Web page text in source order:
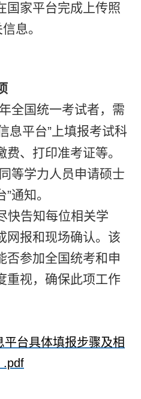
国家平台完成上传照
息。
年全国统一考试者，需
息平台”上填报考试科
费、打印准考证等。
等学力人员申请硕士
通知。
快告知每位相关学
网报和现场确认。该
否参加全国统考和申
重视，确保此项工作
平台具体填报步骤及相
.pdf